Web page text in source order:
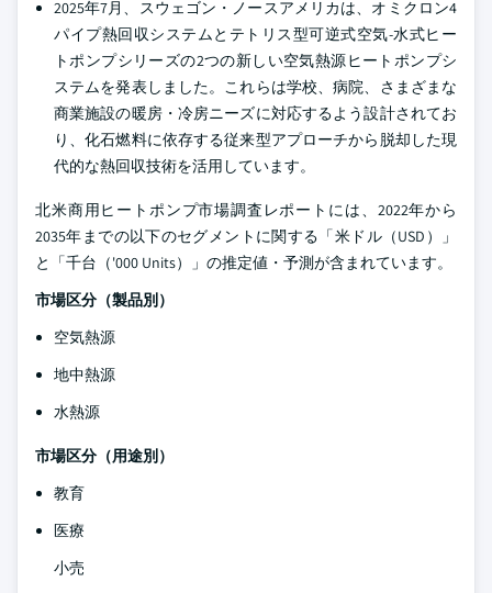
2025年7月、スウェゴン・ノースアメリカは、オミクロン4
パイプ熱回収システムとテトリス型可逆式空気-水式ヒー
トポンプシリーズの2つの新しい空気熱源ヒートポンプシ
ステムを発表しました。これらは学校、病院、さまざまな
商業施設の暖房・冷房ニーズに対応するよう設計されてお
り、化石燃料に依存する従来型アプローチから脱却した現
代的な熱回収技術を活用しています。
北米商用ヒートポンプ市場調査レポートには、2022年から
2035年までの以下のセグメントに関する「米ドル（USD）」
と「千台（'000 Units）」の推定値・予測が含まれています。
市場区分（製品別）
空気熱源
地中熱源
水熱源
市場区分（用途別）
教育
医療
小売